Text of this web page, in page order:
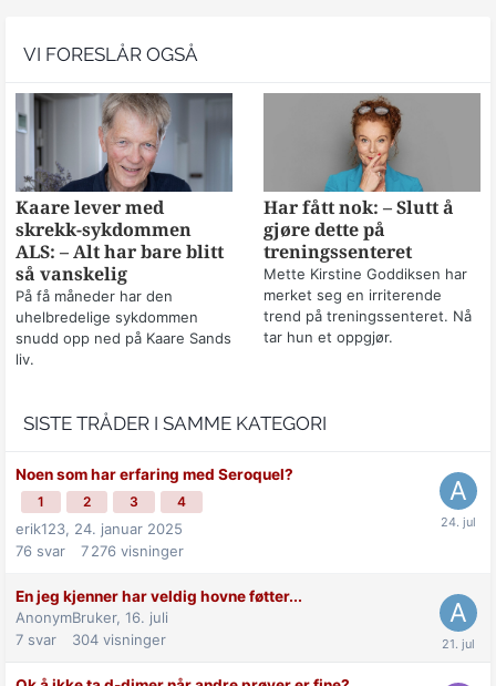
VI FORESLÅR OGSÅ
Kaare lever med
skrekk-sykdommen
ALS: – Alt har bare blitt
så vanskelig
På få måneder har den
uhelbredelige sykdommen
snudd opp ned på Kaare Sands
liv.
Har fått nok: – Slutt å
gjøre dette på
treningssenteret
Mette Kirstine Goddiksen har
merket seg en irriterende
trend på treningssenteret. Nå
tar hun et oppgjør.
SISTE TRÅDER I SAMME KATEGORI
Noen som har erfaring med Seroquel?
1 2 3 4
erik123, 24. januar 2025
76 svar 7 276 visninger
En jeg kjenner har veldig hovne føtter...
AnonymBruker, 16. juli
7 svar 304 visninger